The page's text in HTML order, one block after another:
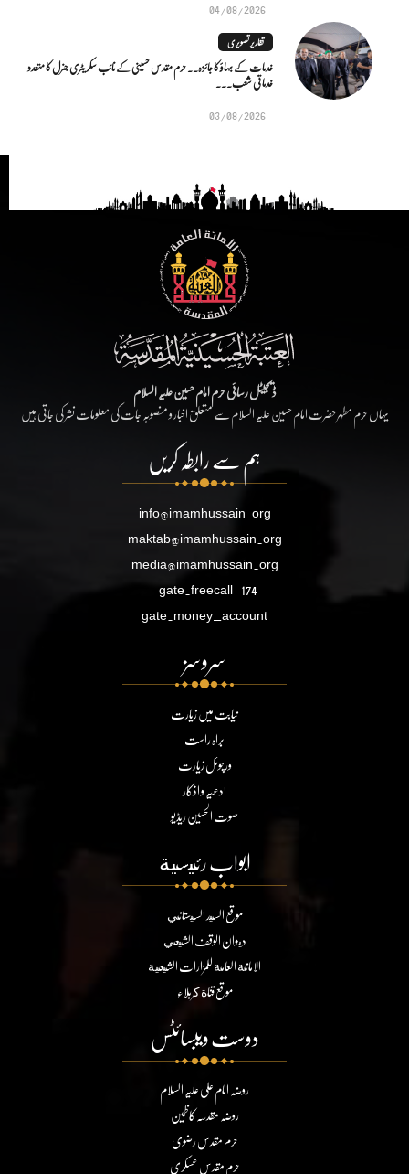
04/08/2026
تقاریر تصویری
خدمات کے بہاؤ کا جائزہ.. حرم مقدس حسینی کے نائب سکریٹری جنرل کا متعدد
خدماتی شعب...
03/08/2026
ڈیجیٹل رسائی حرم امام حسین علیہ السلام
یہاں حرم مطہر حضرت امام حسین علیہ السلام سے متعلق اخبار و منصوبہ جات کی معلومات نشر کی جاتی ہیں
ہم سے رابطہ کریں
info@imamhussain.org
maktab@imamhussain.org
media@imamhussain.org
gate.freecall 174
gate.money_account
سروسز
نیابت میں زیارت
براہ راست
ورچوئل زیارت
ادعیہ و اذکار
صوت الحسین ریڈیو
ابواب رئيسية
موقع السيد السيستاني
ديوان الوقف الشيعي
الامانة العامة للمزارات الشيعية
موقع قناة كربلاء
دوست ویبسائٹس
روضہ امام علی علیہ السلام
روضہ مقدسہ کاظمین
حرم مقدس رضوی
حرم مقدس عسکری